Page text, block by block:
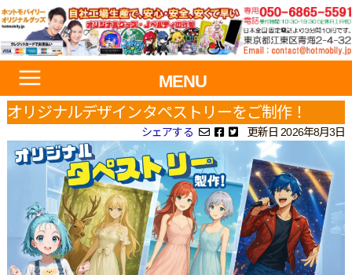
MENU
オリジナルデザインタペストリーをご制作！
シェアする 更新日 2026年8月3日